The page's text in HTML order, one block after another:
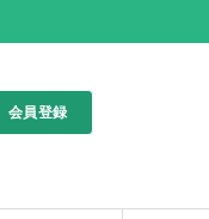
会員登録